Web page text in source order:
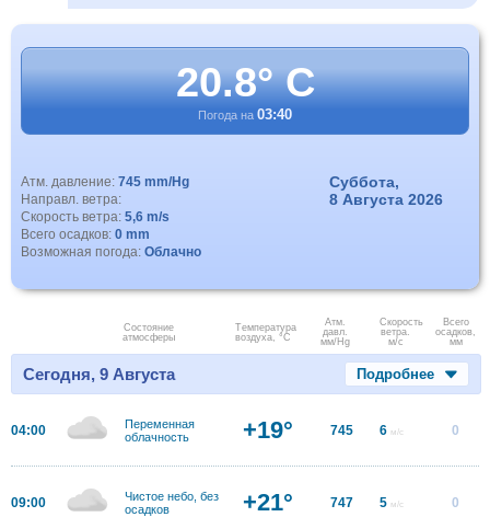
20.8° C
Погода на 03:40
Атм. давление: 745 mm/Hg
Направл. ветра:
Скорость ветра: 5,6 m/s
Всего осадков: 0 mm
Возможная погода: Облачно
Суббота,
8 Августа 2026
Состояние
атмосферы
Температура
воздуха, °C
Атм.
давл.
мм/Hg
Скорость
ветра.
м/с
Всего
осадков,
мм
Сегодня, 9 Августа Подробнее
04:00
Переменная
облачность
+19° 745 6 м/с 0
09:00
Чистое небо, без
осадков
+21° 747 5 м/с 0